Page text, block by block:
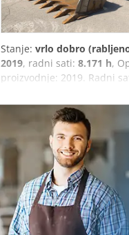
Stanje: vrlo dobro
2019, radni sati: 8.171 h,
proizvodnje: 2019. Radni
unatrag Grabilica sa
Motor sa 165 kW Ventil za